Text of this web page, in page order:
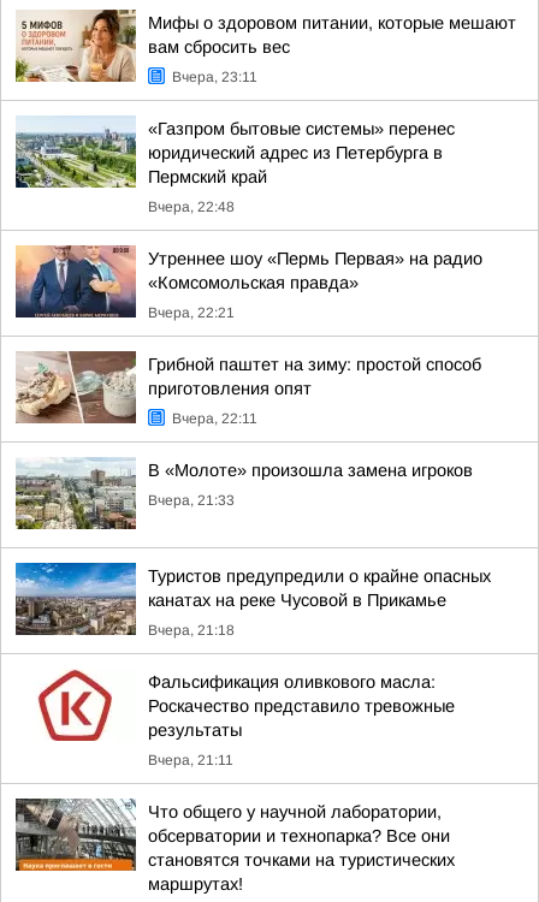
Мифы о здоровом питании, которые мешают
вам сбросить вес
Вчера, 23:11
«Газпром бытовые системы» перенес
юридический адрес из Петербурга в
Пермский край
Вчера, 22:48
Утреннее шоу «Пермь Первая» на радио
«Комсомольская правда»
Вчера, 22:21
Грибной паштет на зиму: простой способ
приготовления опят
Вчера, 22:11
В «Молоте» произошла замена игроков
Вчера, 21:33
Туристов предупредили о крайне опасных
канатах на реке Чусовой в Прикамье
Вчера, 21:18
Фальсификация оливкового масла:
Роскачество представило тревожные
результаты
Вчера, 21:11
Что общего у научной лаборатории,
обсерватории и технопарка? Все они
становятся точками на туристических
маршрутах!